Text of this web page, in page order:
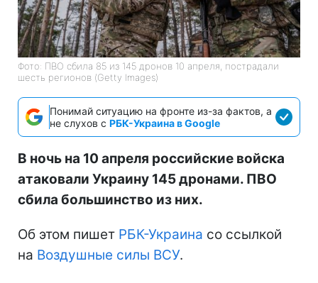
Фото: ПВО сбила 85 из 145 дронов 10 апреля, пострадали
шесть регионов (Getty Images)
Понимай ситуацию на фронте из-за фактов, а
не слухов с РБК-Украина в Google
В ночь на 10 апреля российские войска
атаковали Украину 145 дронами. ПВО
сбила большинство из них.
Об этом пишет РБК-Украина со ссылкой
на Воздушные силы ВСУ.